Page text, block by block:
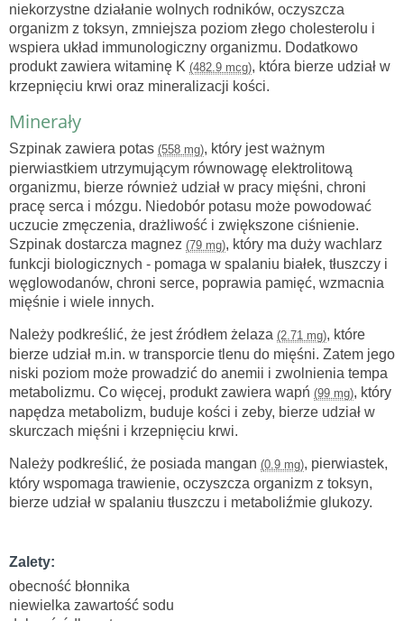
niekorzystne działanie wolnych rodników, oczyszcza
organizm z toksyn, zmniejsza poziom złego cholesterolu i
wspiera układ immunologiczny organizmu. Dodatkowo
produkt zawiera witaminę K (482.9 mcg), która bierze udział w
krzepnięciu krwi oraz mineralizacji kości.
Minerały
Szpinak zawiera potas (558 mg), który jest ważnym
pierwiastkiem utrzymującym równowagę elektrolitową
organizmu, bierze również udział w pracy mięśni, chroni
pracę serca i mózgu. Niedobór potasu może powodować
uczucie zmęczenia, drażliwość i zwiększone ciśnienie.
Szpinak dostarcza magnez (79 mg), który ma duży wachlarz
funkcji biologicznych - pomaga w spalaniu białek, tłuszczy i
węglowodanów, chroni serce, poprawia pamięć, wzmacnia
mięśnie i wiele innych.
Należy podkreślić, że jest źródłem żelaza (2.71 mg), które
bierze udział m.in. w transporcie tlenu do mięśni. Zatem jego
niski poziom może prowadzić do anemii i zwolnienia tempa
metabolizmu. Co więcej, produkt zawiera wapń (99 mg), który
napędza metabolizm, buduje kości i zeby, bierze udział w
skurczach mięśni i krzepnięciu krwi.
Należy podkreślić, że posiada mangan (0.9 mg), pierwiastek,
który wspomaga trawienie, oczyszcza organizm z toksyn,
bierze udział w spalaniu tłuszczu i metaboliźmie glukozy.
Zalety:
obecność błonnika
niewielka zawartość sodu